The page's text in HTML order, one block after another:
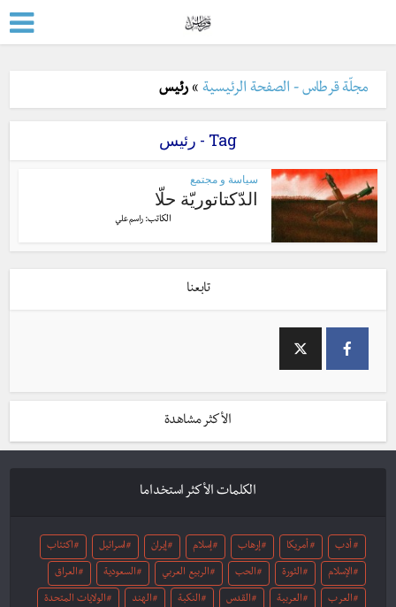
مجلّة قرطاس - الصفحة الرئيسية »رئيس
Tag - رئيس
سياسة و مجتمع
الدّكتاتوريّة حلّا
الكاتب:راسم علي
تابعنا
الأكثر مشاهدة
الكلمات الأكثر استخداما
أدب أمريكا إرهاب إسلام إيران اسرائيل اكتئاب
الإسلام الثورة الحب الربيع العربي السعودية العراق
العرب العربية القدس النكبة الهند الولايات المتحدة